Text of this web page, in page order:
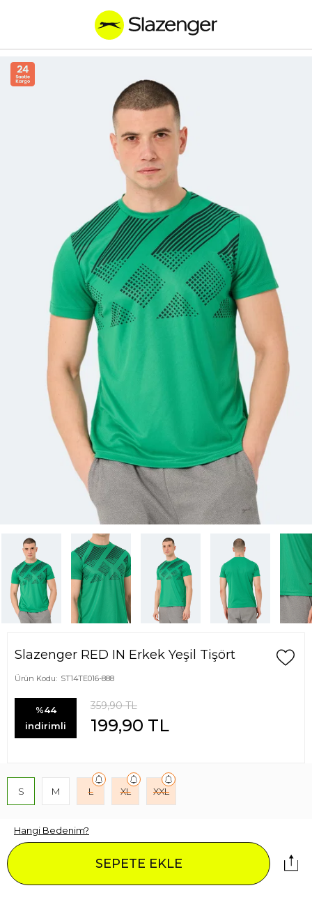
Slazenger RED IN Erkek Yeşil Tişört
Ürün Kodu: ST14TE016-888
%44
indirimli
359,90TL
199,90 TL
S M L XL XXL
Hangi Bedenim?
SEPETE EKLE